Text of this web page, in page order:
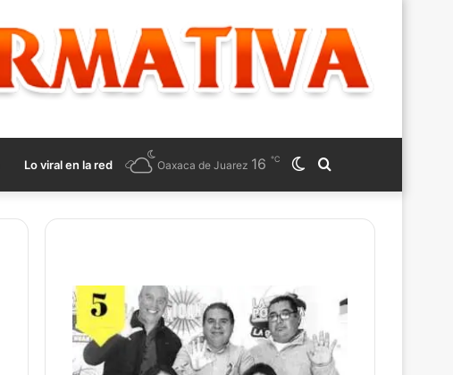
Lo viral en la red
for
Switch
skin
Oaxaca de Juarez 16 ℃